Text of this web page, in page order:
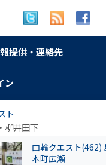
提供・連絡先
ン
ト
柳井田下
広澤克実氏が新社
「安倍元首相暗殺